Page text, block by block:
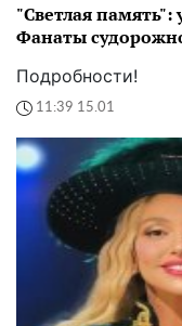
"Светлая память":
Фанаты
Подробности!
11:39 15.01